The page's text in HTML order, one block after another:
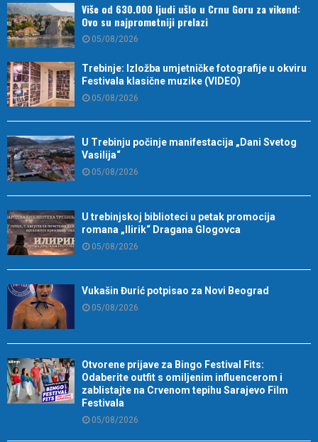
Više od 630.000 ljudi ušlo u Crnu Goru za vikend:
Ovo su najprometniji prelazi
05/08/2026
Trebinje: Izložba umjetničke fotografije u okviru
Festivala klasične muzike (VIDEO)
05/08/2026
U Trebinju počinje manifestacija „Dani Svetog
Vasilija“
05/08/2026
U trebinjskoj biblioteci u petak promocija
romana „Ilirik“ Dragana Glogovca
05/08/2026
Vukašin Đurić potpisao za Novi Beograd
05/08/2026
Otvorene prijave za Bingo Festival Fits:
Odaberite outfit s omiljenim influencerom i
zablistajte na Crvenom tepihu Sarajevo Film
Festivala
05/08/2026